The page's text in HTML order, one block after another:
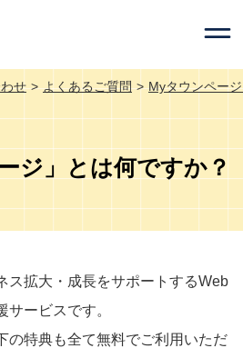
せ よくあるご質問 Myタウンペー
ジ」とは何ですか？
ス拡大・成長をサポートするWeb
サービスです。
の特典も全て無料でご利用いただ